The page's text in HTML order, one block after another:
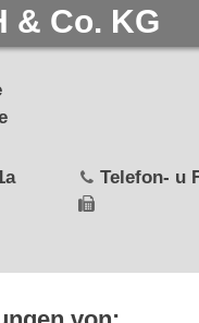
& Co. KG
Telefon- u